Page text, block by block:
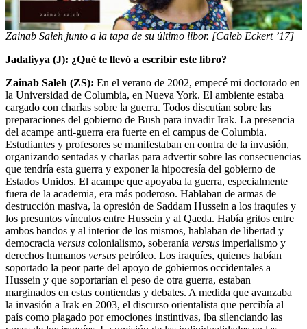
Zainab Saleh junto a la tapa de su último libor. [Caleb Eckert ’17]
Jadaliyya (J): ¿Qué te llevó a escribir este libro?
Zainab Saleh (ZS): En el verano de 2002, empecé mi doctorado en
la Universidad de Columbia, en Nueva York. El ambiente estaba
cargado con charlas sobre la guerra. Todos discutían sobre las
preparaciones del gobierno de Bush para invadir Irak. La presencia
del acampe anti-guerra era fuerte en el campus de Columbia.
Estudiantes y profesores se manifestaban en contra de la invasión,
organizando sentadas y charlas para advertir sobre las consecuencias
que tendría esta guerra y exponer la hipocresía del gobierno de
Estados Unidos. El acampe que apoyaba la guerra, especialmente
fuera de la academia, era más poderoso. Hablaban de armas de
destrucción masiva, la opresión de Saddam Hussein a los iraquíes y
los presuntos vínculos entre Hussein y al Qaeda. Había gritos entre
ambos bandos y al interior de los mismos, hablaban de libertad y
democracia versus colonialismo, soberanía versus imperialismo y
derechos humanos versus petróleo. Los iraquíes, quienes habían
soportado la peor parte del apoyo de gobiernos occidentales a
Hussein y que soportarían el peso de otra guerra, estaban
marginados en estas contiendas y debates. A medida que avanzaba
la invasión a Irak en 2003, el discurso orientalista que percibía al
país como plagado por emociones instintivas, iba silenciando las